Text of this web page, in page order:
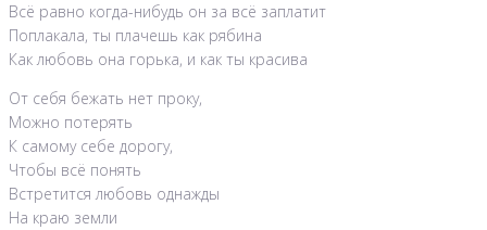
Всё равно когда-нибудь он за всё заплатит
Поплакала, ты плачешь как рябина
Как любовь она горька, и как ты красива
От себя бежать нет проку,
Можно потерять
К самому себе дорогу,
Чтобы всё понять
Встретится любовь однажды
На краю земли